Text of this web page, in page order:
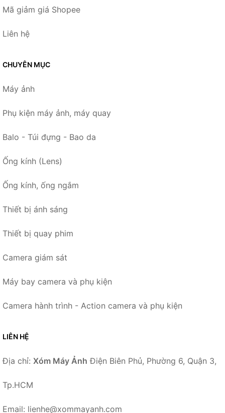
Mã giảm giá Shopee
Liên hệ
CHUYÊN MỤC
Máy ảnh
Phụ kiện máy ảnh, máy quay
Balo - Túi đựng - Bao da
Ống kính (Lens)
Ống kính, ống ngắm
Thiết bị ánh sáng
Thiết bị quay phim
Camera giám sát
Máy bay camera và phụ kiện
Camera hành trình - Action camera và phụ kiện
LIÊN HỆ
Địa chỉ: Xóm Máy Ảnh Điện Biên Phủ, Phường 6, Quận 3,
Tp.HCM
Email: lienhe@xommayanh.com